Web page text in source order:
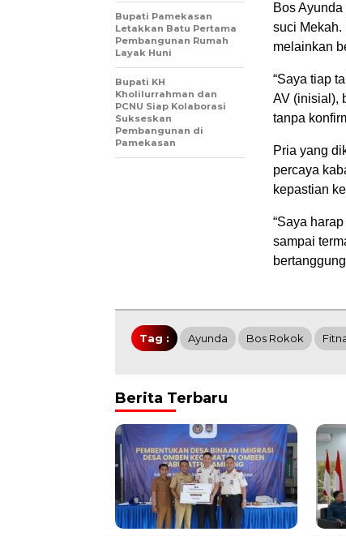
Bos
suci Mekah.
melainkan
“Saya tiap
AV (inisial),
tanpa
Pria yang
percaya
kepastian
“Saya
sampai
Bupati Pamekasan
Letakkan Batu Pertama
Pembangunan Rumah
Layak Huni
Bupati KH
Kholilurrahman dan
PCNU Siap Kolaborasi
Sukseskan
Pembangunan di
Pamekasan
Tag : Ayunda Bos Rokok
Berita Terbaru